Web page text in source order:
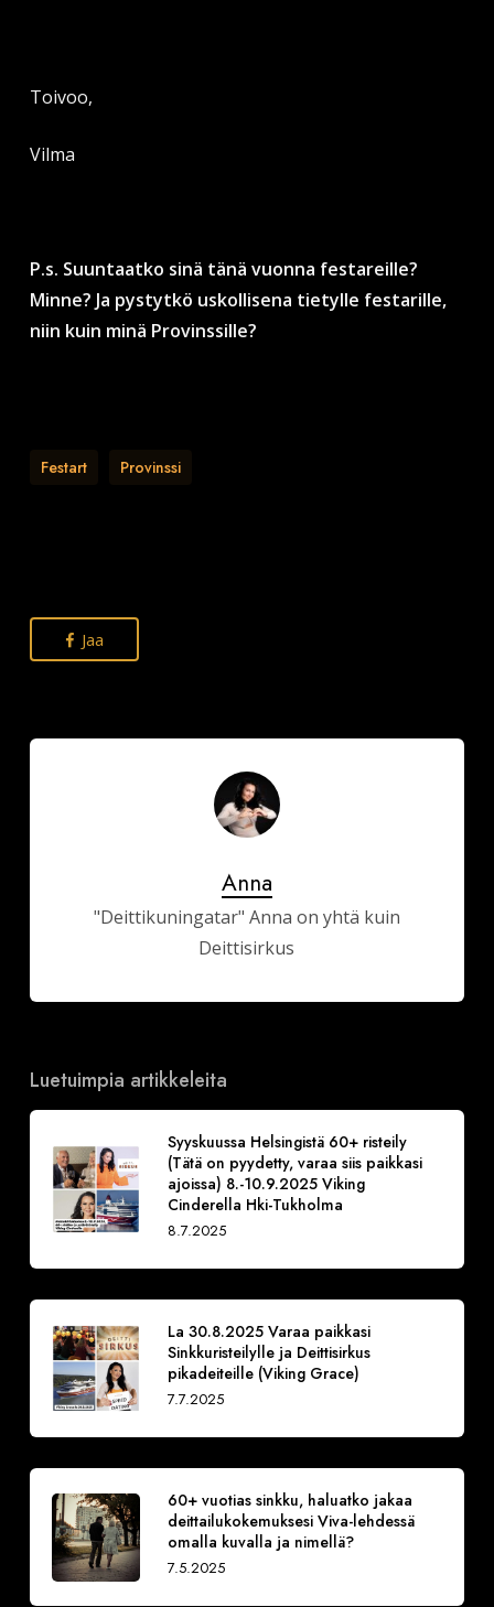
Toivoo,
Vilma
P.s. Suuntaatko sinä tänä vuonna festareille?
Minne? Ja pystytkö uskollisena tietylle festarille,
niin kuin minä Provinssille?
Festart Provinssi
Jaa
Anna
"Deittikuningatar" Anna on yhtä kuin
Deittisirkus
Luetuimpia artikkeleita
Syyskuussa Helsingistä 60+ risteily
(Tätä on pyydetty, varaa siis paikkasi
ajoissa) 8.-10.9.2025 Viking
Cinderella Hki-Tukholma
8.7.2025
La 30.8.2025 Varaa paikkasi
Sinkkuristeilylle ja Deittisirkus
pikadeiteille (Viking Grace)
7.7.2025
60+ vuotias sinkku, haluatko jakaa
deittailukokemuksesi Viva-lehdessä
omalla kuvalla ja nimellä?
7.5.2025